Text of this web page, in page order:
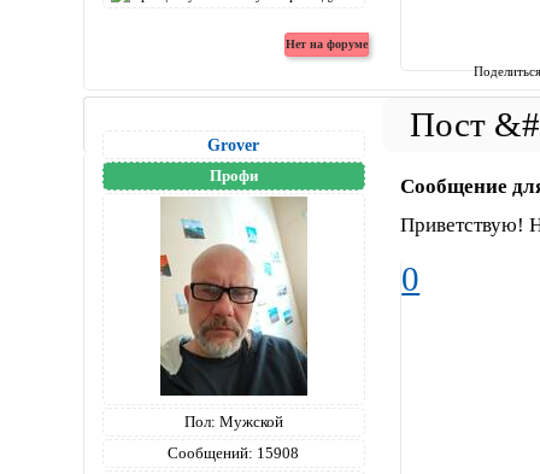
Grover
Профи
Пол: Мужской
Сообщений: 15908
Сообщение
Приветствую!
0